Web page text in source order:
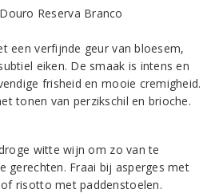
een verfijnde geur van bloesem,
eiken. De smaak is intens en
frisheid en mooie cremigheid.
tonen van perzikschil en brioche.
witte wijn om zo van te
gerechten. Fraai bij asperges met
risotto met paddenstoelen.